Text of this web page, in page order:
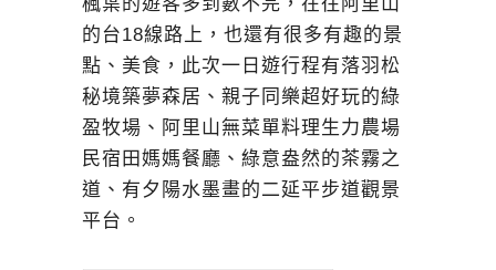
的台18線路上，也還有很多有趣的景
點、美食，此次一日遊行程有落羽松
秘境築夢森居、親子同樂超好玩的綠
盈牧場、阿里山無菜單料理生力農場
民宿田媽媽餐廳、綠意盎然的茶霧之
道、有夕陽水墨畫的二延平步道觀景
平台。